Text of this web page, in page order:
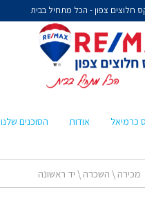
חלוצים צפון - הכל מתחיל בבית
כרמיאל אודות הסוכנים שלנו
מכירה \ השכרה \ יד ראשונה
זכיין
– מאמן סוכנים